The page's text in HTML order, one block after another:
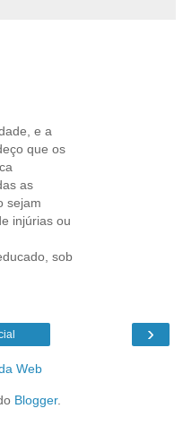
e a
que os
as
sejam
injúrias ou
sob
›
Web
Blogger.